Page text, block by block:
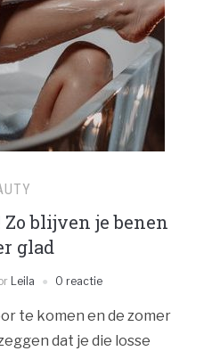
blijven je benen
glad
Leila 0 reactie
te komen en de zomer
dat je die losse